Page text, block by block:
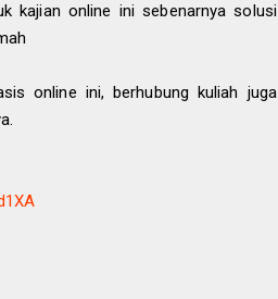
kajian online ini sebenarnya solusi
online ini, berhubung kuliah juga